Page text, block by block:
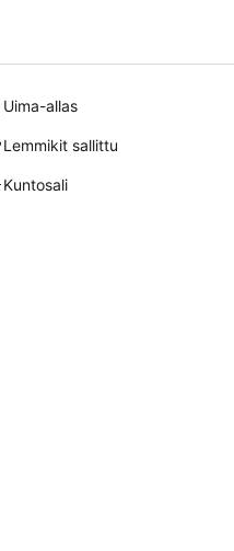
Uima-allas
Lemmikit sallittu
Kuntosali